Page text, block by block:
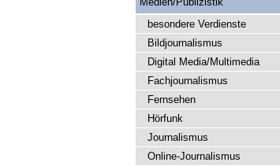
besondere Verdienste
Bildjournalismus
Digital Media/Multimedia
Fachjournalismus
Fernsehen
Hörfunk
Journalismus
Online-Journalismus